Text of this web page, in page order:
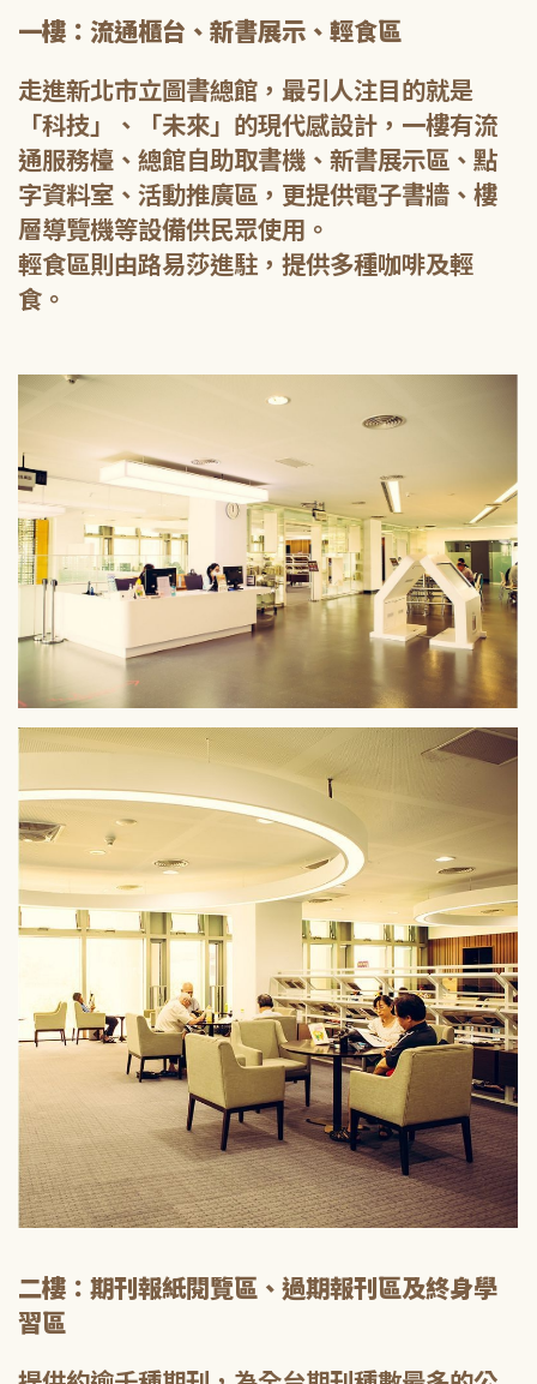
一樓：流通櫃台、新書展示、輕食區
走進新北市立圖書總館，最引人注目的就是
「科技」、「未來」的現代感設計，一樓有流
通服務檯、總館自助取書機、新書展示區、點
字資料室、活動推廣區，更提供電子書牆、樓
層導覽機等設備供民眾使用。
輕食區則由路易莎進駐，提供多種咖啡及輕
食。
二樓：期刊報紙閱覽區、過期報刊區及終身學
習區